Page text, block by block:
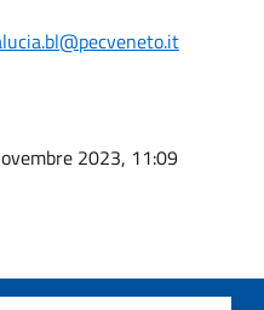
2023, 11:09